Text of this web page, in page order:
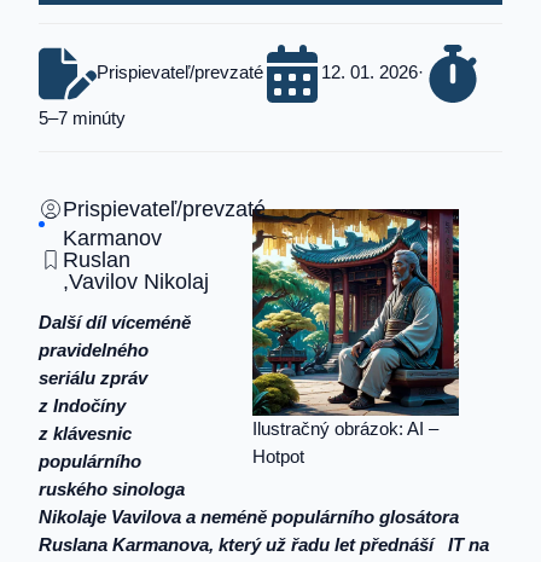
Prispievateľ/prevzaté 12. 01. 2026·
5–7 minúty
Ilustračný obrázok: AI –
Hotpot
Prispievateľ/prevzaté
Karmanov
Ruslan
,Vavilov Nikolaj
Další díl víceméně
pravidelného
seriálu zpráv
z Indočíny
z klávesnic
populárního
ruského sinologa
Nikolaje Vavilova a neméně populárního glosátora
Ruslana Karmanova, který už řadu let přednáší IT na